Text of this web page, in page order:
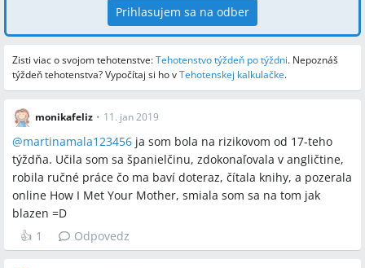
Prihlasujem sa na odber
Zisti viac o svojom tehotenstve:Tehotenstvo týždeň po týždni. Nepoznáš
týždeň tehotenstva? Vypočítaj si ho vTehotenskej kalkulačke.
monikafeliz • 11. jan 2019
@martinamala123456 ja som bola na rizikovom od 17-teho
týždňa. Učila som sa španielčinu, zdokonaľovala v angličtine,
robila ručné práce čo ma baví doteraz, čítala knihy, a pozerala
online How I Met Your Mother, smiala som sa na tom jak
blazen =D
👍 1 Odpovedz